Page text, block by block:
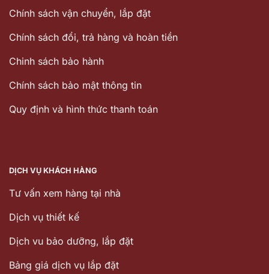
Chính sách vận chuyển, lắp đặt
Chính sách đổi, trả hàng và hoàn tiền
Chinh sách bảo hành
Chính sách bảo mật thông tin
Quy định và hình thức thanh toán
DỊCH VỤ KHÁCH HÀNG
Tư vấn xem hàng tại nhà
Dịch vụ thiết kế
Dịch vu bảo dưỡng, lắp đặt
Bảng giá dịch vụ lắp đặt